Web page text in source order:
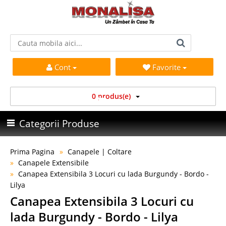
Cont Favorite
0 produs(e)
Categorii Produse
Prima Pagina
Canapele | Coltare
Canapele Extensibile
Canapea Extensibila 3 Locuri cu lada Burgundy - Bordo -
Lilya
Canapea Extensibila 3 Locuri cu
lada Burgundy - Bordo - Lilya